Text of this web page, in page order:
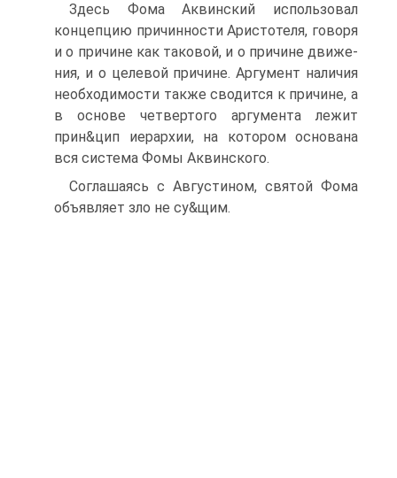
Здесь Фома Аквинский использовал
концепцию причинности Аристотеля, говоря
и о причине как таковой, и о причине движе-
ния, и о целевой причине. Аргумент наличия
необходимости также сводится к причине, а
в основе четвертого аргумента лежит
прин&цип иерархии, на котором основана
вся система Фомы Аквинского.
Соглашаясь с Августином, святой Фома
объявляет зло не су&щим.